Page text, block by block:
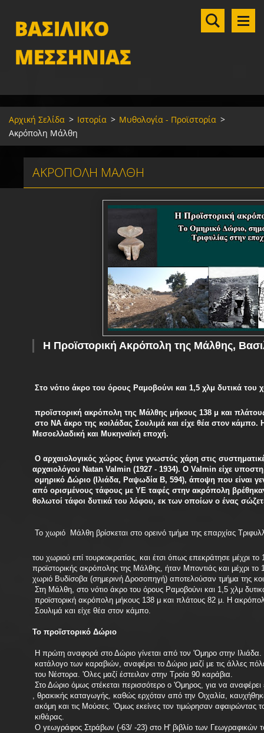
ΒΑΣΙΛΙΚΟ
ΜΕΣΣΗΝΙΑΣ
Αρχική Σελίδα > Ιστορία > Μυθολογία - Προϊστορία >
Ακρόπολη Μάλθη
ΑΚΡΌΠΟΛΗ ΜΆΛΘΗ
Η Προϊστορική Ακρόπολη της Μάλθης,
Στο νότιο άκρο του όρους Ραμοβούνι και 1,5 χλμ δυτικά του
προϊστορική ακρόπολη της Μάλθης μήκους 138 μ και
στο ΝΑ άκρο της κοιλάδας Σουλιμά και είχε θέα στον
Μεσοελλαδική και Μυκηναϊκή εποχή.
Ο αρχαιολογικός χώρος έγινε γνωστός χάρη στις
αρχαιολόγου Natan Valmin (1927 - 1934). Ο Valmin είχε
ομηρικό Δώριο (Ιλιάδα, Ραψωδία Β, 594), άποψη που είναι
από ορισμένους τάφους με ΥΕ ταφές στην ακρόπολη
θολωτοί τάφοι δυτικά του λόφου, εκ των οποίων ο ένας
Το χωριό Μάλθη βρίσκεται στο ορεινό τμήμα της επαρχίας
του χωριού επί τουρκοκρατίας, και έτσι όπως επεκράτησε μέχρι
προϊστορικής ακρόπολης της Μάλθης, ήταν Μποντιάς και μέχρι το
χωριό Βυδίσοβα (σημερινή Δροσοπηγή) αποτελούσαν τμήμα της
Στη Μάλθη, στο νότιο άκρο του όρους Ραμοβούνι και 1,5 χλμ
προϊστορική ακρόπολη μήκους 138 μ και πλάτους 82 μ. Η
Σουλιμά και είχε θέα στον κάμπο.
Το προϊστορικό Δώριο
Η πρώτη αναφορά στο Δώριο γίνεται από τον 'Ομηρο στην
κατάλογο των καραβιών, αναφέρει το Δώριο μαζί με τις άλλες
του Νέστορα. 'Ολες μαζί έστειλαν στην Τροία 90 καράβια.
Στο Δώριο όμως στέκεται περισσότερο ο 'Ομηρος, για να
, θρακικής καταγωγής, καθώς ερχόταν από την Οιχαλία,
ακόμη και τις Μούσες. 'Oμως εκείνες τον τιμώρησαν αφαιρώντας
κιθάρας.
Ο γεωγράφος Στράβων (-63/ -23) στο Η' βιβλίο των Γεωγραφικών